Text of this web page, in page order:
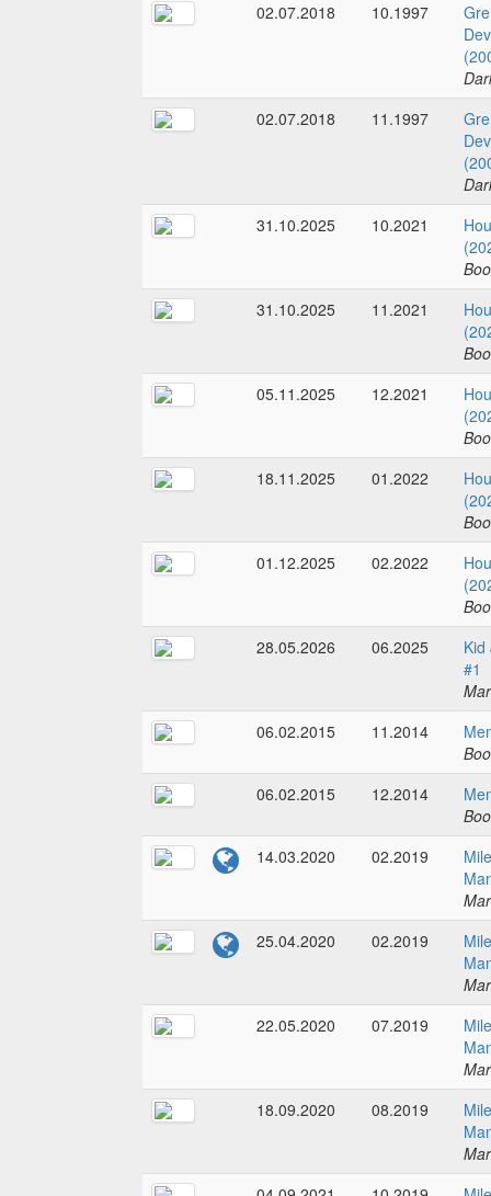
02.07.2018
10.1997
02.07.2018
11.1997
31.10.2025
10.2021
31.10.2025
11.2021
05.11.2025
12.2021
18.11.2025
01.2022
01.12.2025
02.2022
28.05.2026
06.2025
#1
06.02.2015
11.2014
06.02.2015
12.2014
14.03.2020
02.2019
25.04.2020
02.2019
22.05.2020
07.2019
18.09.2020
08.2019